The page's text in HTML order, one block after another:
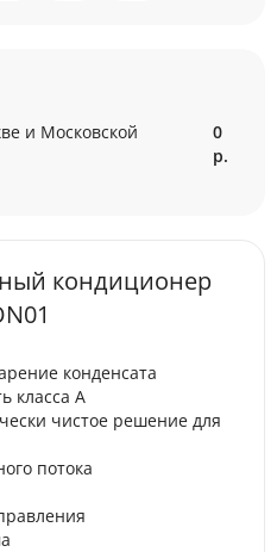
и Московской
0
р.
кондиционер
конденсата
класса А
чистое решение для
потока